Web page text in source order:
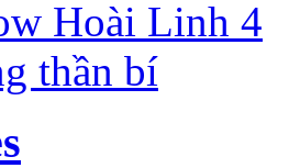
Hoài Linh 4
thần bí